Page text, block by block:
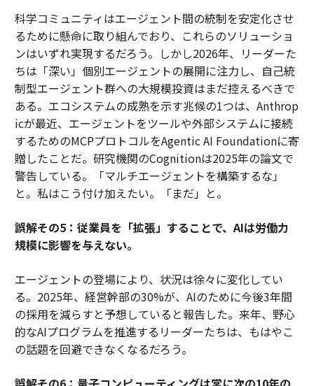
科学コミュニティはエージェント間の統制を安定化させ
るために懸命に取り組んでおり、これらのソリューショ
ンはいずれ実現するだろう。しかし2026年、リーダーた
ちは「深い」個別エージェントの展開に注力し、自己統
制型エージェント群への大規模投資はまだ控えるべきで
ある。エコシステムの成熟を示す兆候の1つは、Anthrop
icが最近、エージェントをツールや外部システムに接続
するためのMCPプロトコルをAgentic AI Foundationに寄
贈したことだ。研究機関のCognitionは2025年の論文で
警告している。「マルチエージェントを構築するな」
と。私はこう付け加えたい。「まだ」と。
誤解その5：従業員を「拡張」することで、AIは労働力
規模に影響を与えない。
エージェントの登場により、状況は徐々に変化してい
る。2025年、経営幹部の30%が、AIのために今後3年間
の採用を減らすと予想していると報告した。来年、野心
的なAIプログラムを推進するリーダーたちは、もはやこ
の話題を回避できなくなるだろう。